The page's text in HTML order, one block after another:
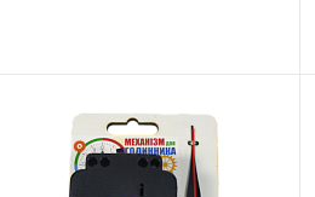
В избранное
наличии